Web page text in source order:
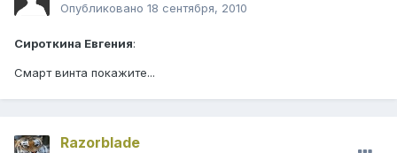
Опубликовано 18 сентября, 2010
Сироткина Евгения:
Смарт винта покажите...
Razorblade